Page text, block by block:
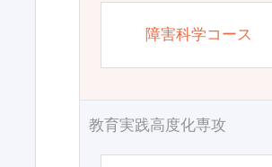
障害科学コース
教育実践高度化専攻